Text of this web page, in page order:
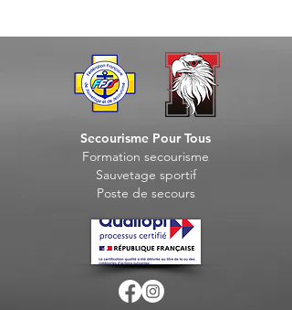
Secourisme Pour Tous
Formation secourisme
Sauvetage sportif
Poste de secours